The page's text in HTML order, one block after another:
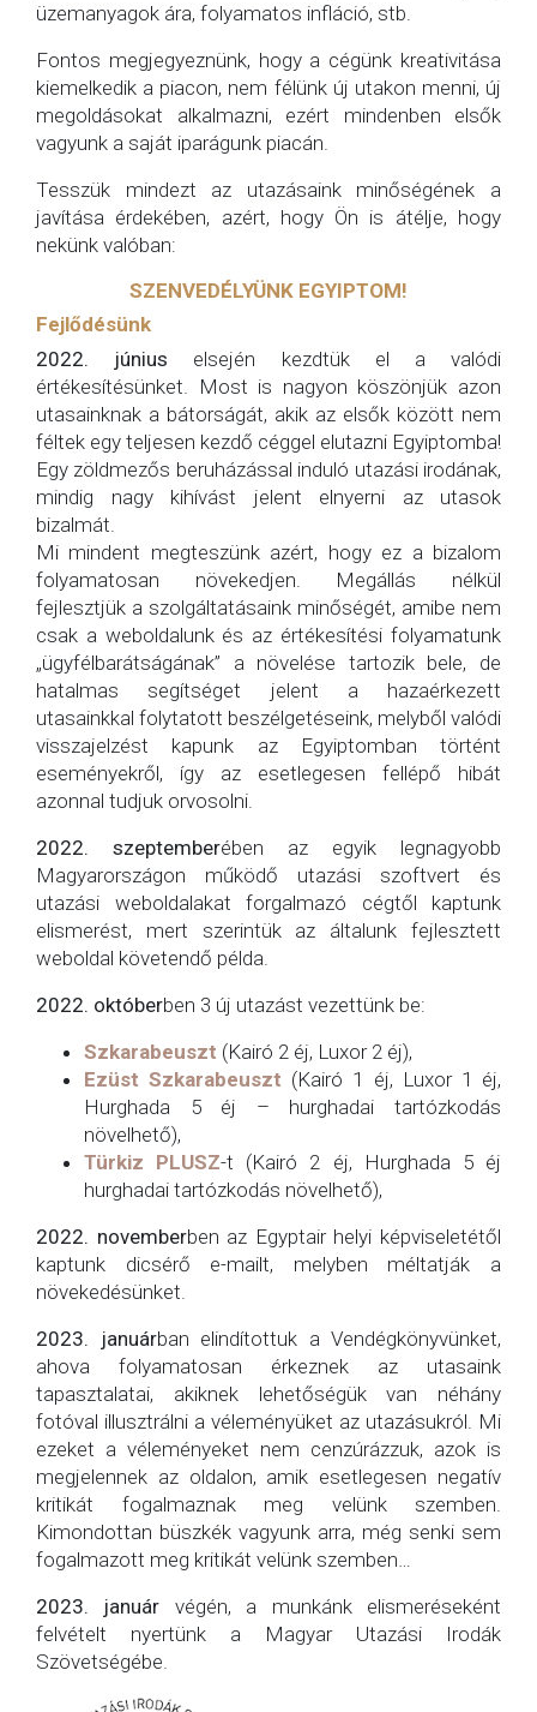
üzemanyagok ára, folyamatos infláció, stb.
Fontos megjegyeznünk, hogy a cégünk kreativitása
kiemelkedik a piacon, nem félünk új utakon menni, új
megoldásokat alkalmazni, ezért mindenben elsők
vagyunk a saját iparágunk piacán.
Tesszük mindezt az utazásaink minőségének a
javítása érdekében, azért, hogy Ön is átélje, hogy
nekünk valóban:
SZENVEDÉLYÜNK EGYIPTOM!
Fejlődésünk
2022. június elsején kezdtük el a valódi
értékesítésünket. Most is nagyon köszönjük azon
utasainknak a bátorságát, akik az elsők között nem
féltek egy teljesen kezdő céggel elutazni Egyiptomba!
Egy zöldmezős beruházással induló utazási irodának,
mindig nagy kihívást jelent elnyerni az utasok
bizalmát.
Mi mindent megteszünk azért, hogy ez a bizalom
folyamatosan növekedjen. Megállás nélkül
fejlesztjük a szolgáltatásaink minőségét, amibe nem
csak a weboldalunk és az értékesítési folyamatunk
„ügyfélbarátságának” a növelése tartozik bele, de
hatalmas segítséget jelent a hazaérkezett
utasainkkal folytatott beszélgetéseink, melyből valódi
visszajelzést kapunk az Egyiptomban történt
eseményekről, így az esetlegesen fellépő hibát
azonnal tudjuk orvosolni.
2022. szeptemberében az egyik legnagyobb
Magyarországon működő utazási szoftvert és
utazási weboldalakat forgalmazó cégtől kaptunk
elismerést, mert szerintük az általunk fejlesztett
weboldal követendő példa.
2022. októberben 3 új utazást vezettünk be:
Szkarabeuszt (Kairó 2 éj, Luxor 2 éj),
Ezüst Szkarabeuszt (Kairó 1 éj, Luxor 1 éj,
Hurghada 5 éj – hurghadai tartózkodás
növelhető),
Türkiz PLUSZ-t (Kairó 2 éj, Hurghada 5 éj
hurghadai tartózkodás növelhető),
2022. novemberben az Egyptair helyi képviseletétől
kaptunk dicsérő e-mailt, melyben méltatják a
növekedésünket.
2023. januárban elindítottuk a Vendégkönyvünket,
ahova folyamatosan érkeznek az utasaink
tapasztalatai, akiknek lehetőségük van néhány
fotóval illusztrálni a véleményüket az utazásukról. Mi
ezeket a véleményeket nem cenzúrázzuk, azok is
megjelennek az oldalon, amik esetlegesen negatív
kritikát fogalmaznak meg velünk szemben.
Kimondottan büszkék vagyunk arra, még senki sem
fogalmazott meg kritikát velünk szemben…
2023. január végén, a munkánk elismeréseként
felvételt nyertünk a Magyar Utazási Irodák
Szövetségébe.